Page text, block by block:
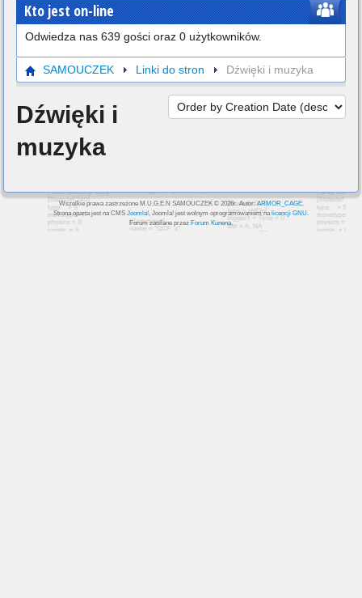
Kto jest on-line
Odwiedza nas 639 gości oraz 0 użytkowników.
SAMOUCZEK Linki do stron Dźwięki i muzyka
Dźwięki i
muzyka
Wszelkie prawa zastrzeżone M.U.G.E.N SAMOUCZEK © 2026r. Autor:ARMOR_CAGE.
Strona oparta jest na CMS Joomla!, Joomla! jest wolnym oprogramowaniem na licencji GNU.
Forum zasilane przez Forum Kunena.